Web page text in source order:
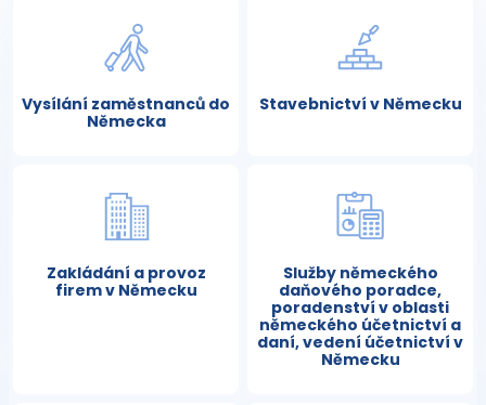
Vysílání zaměstnanců do
Německa
Stavebnictví v Německu
Zakládání a provoz
firem v Německu
Služby německého
daňového poradce,
poradenství v oblasti
německého účetnictví a
daní, vedení účetnictví v
Německu